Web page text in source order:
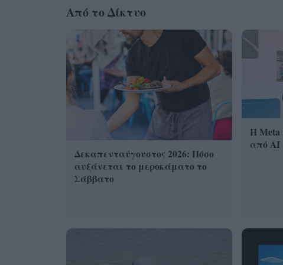
Από το Δίκτυο
Δεκαπενταύγουστος 2026: Πόσο
αυξάνεται το μεροκάματο το
Σάββατο
Η
από AI